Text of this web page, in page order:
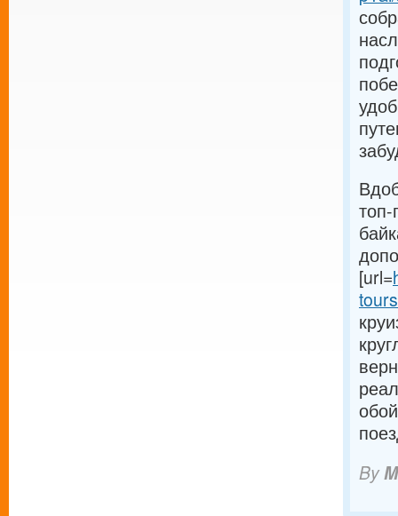
[url=
By